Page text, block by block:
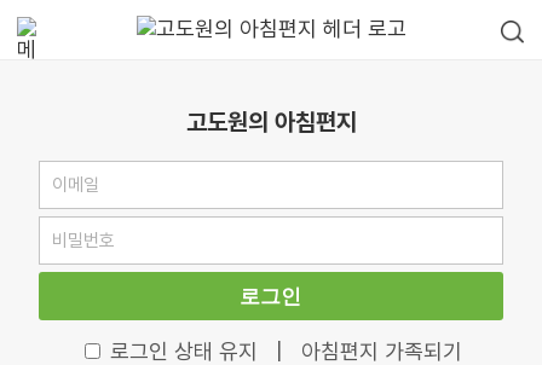
고도원의 아침편지
로그인
로그인 상태 유지 아침편지 가족되기